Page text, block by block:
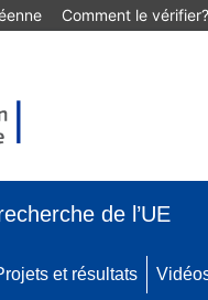
Comment le vérifier?
de l’UE
et résultats